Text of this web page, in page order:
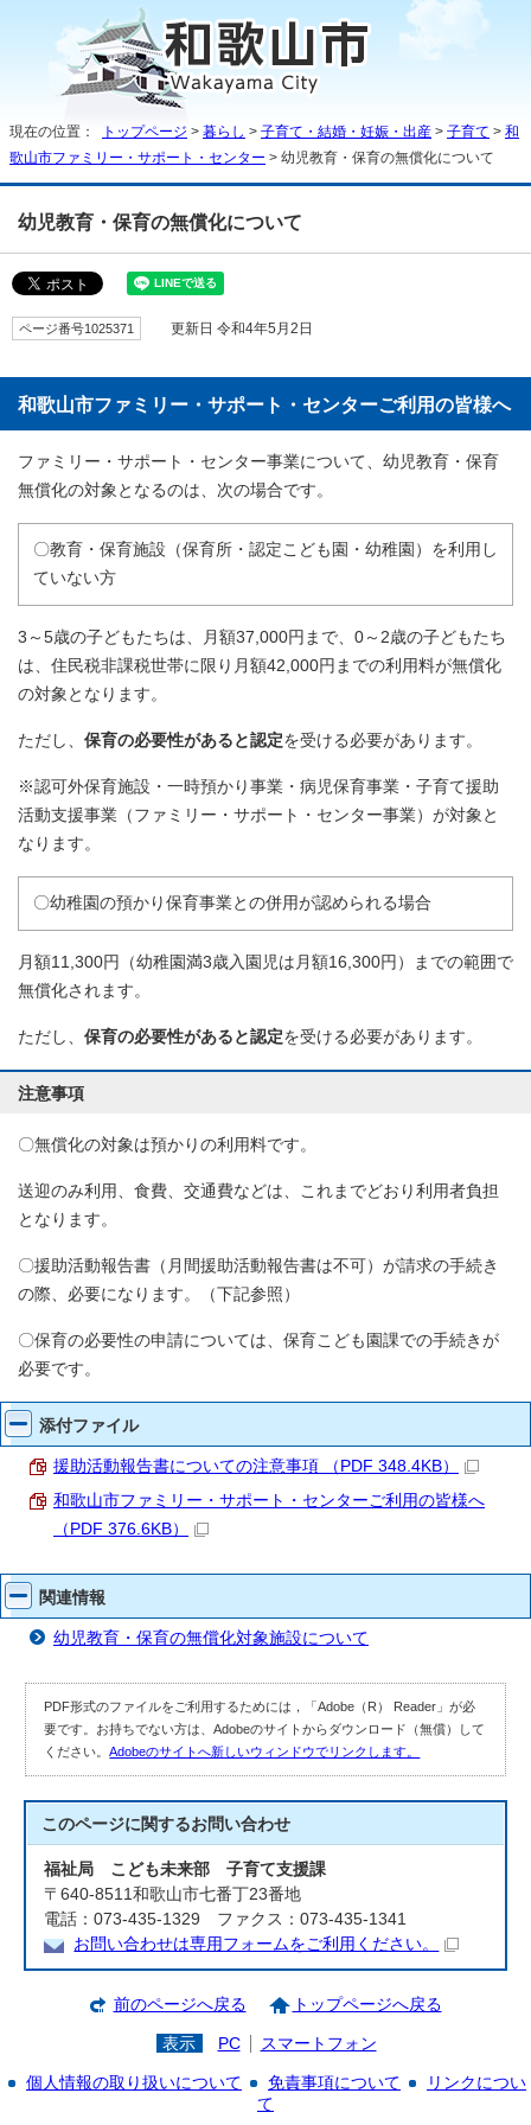
現在の位置： トップページ > 暮らし > 子育て・結婚・妊娠・出産 > 子育て > 和
歌山市ファミリー・サポート・センター > 幼児教育・保育の無償化について
幼児教育・保育の無償化について
ページ番号1025371 更新日 令和4年5月2日
和歌山市ファミリー・サポート・センターご利用の皆様へ
ファミリー・サポート・センター事業について、幼児教育・保育
無償化の対象となるのは、次の場合です。
〇教育・保育施設（保育所・認定こども園・幼稚園）を利用し
ていない方
3～5歳の子どもたちは、月額37,000円まで、0～2歳の子どもたち
は、住民税非課税世帯に限り月額42,000円までの利用料が無償化
の対象となります。
ただし、 保育の必要性があると認定を受ける必要があります。
※認可外保育施設・一時預かり事業・病児保育事業・子育て援助
活動支援事業（ファミリー・サポート・センター事業）が対象と
なります。
〇幼稚園の預かり保育事業との併用が認められる場合
月額11,300円（幼稚園満3歳入園児は月額16,300円）までの範囲で
無償化されます。
ただし、 保育の必要性があると認定を受ける必要があります。
注意事項
〇無償化の対象は預かりの利用料です。
送迎のみ利用、食費、交通費などは、これまでどおり利用者負担
となります。
〇援助活動報告書（月間援助活動報告書は不可）が請求の手続き
の際、必要になります。（下記参照）
〇保育の必要性の申請については、保育こども園課での手続きが
必要です。
添付ファイル
援助活動報告書についての注意事項 （PDF 348.4KB）
和歌山市ファミリー・サポート・センターご利用の皆様へ
（PDF 376.6KB）
関連情報
幼児教育・保育の無償化対象施設について
PDF形式のファイルをご利用するためには，「Adobe（R） Reader」が必
要です。お持ちでない方は、Adobeのサイトからダウンロード（無償）して
ください。Adobeのサイトへ新しいウィンドウでリンクします。
このページに関するお問い合わせ
福祉局 こども未来部 子育て支援課
〒640-8511和歌山市七番丁23番地
電話：073-435-1329 ファクス：073-435-1341
お問い合わせは専用フォームをご利用ください。
前のページへ戻る トップページへ戻る
表示 PC スマートフォン
個人情報の取り扱いについて 免責事項について
リンクについ
て